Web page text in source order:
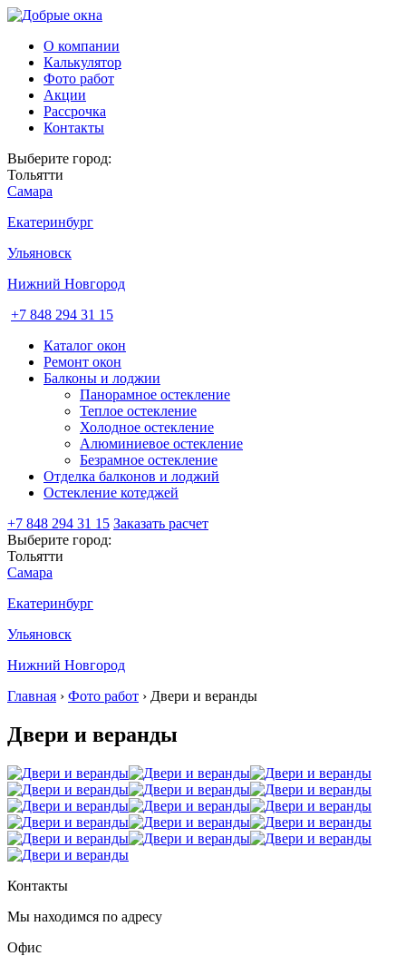
О компании
Калькулятор
Фото работ
Акции
Рассрочка
Контакты
Выберите город:
Тольятти
Самара
Екатеринбург
Ульяновск
Нижний Новгород
+7 848 294 31 15
Каталог окон
Ремонт окон
Балконы и лоджии
Панорамное остекление
Теплое остекление
Холодное остекление
Алюминиевое остекление
Безрамное остекление
Отделка балконов и лоджий
Остекление котеджей
+7 848 294 31 15 Заказать расчет
Выберите город:
Тольятти
Самара
Екатеринбург
Ульяновск
Нижний Новгород
Главная › Фото работ › Двери и веранды
Двери и веранды
Контакты
Мы находимся по адресу
Офис